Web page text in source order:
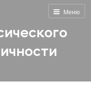
Меню